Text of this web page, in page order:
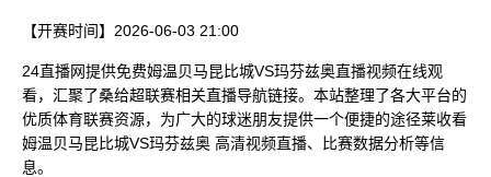
【开赛时间】 2026-06-03 21:00
24直播网提供免费姆温贝马昆比城VS玛芬兹奥直播视频在线观
看，汇聚了桑给超联赛相关直播导航链接。本站整理了各大平台的
优质体育联赛资源，为广大的球迷朋友提供一个便捷的途径莱收看
姆温贝马昆比城VS玛芬兹奥 高清视频直播、比赛数据分析等信
息。